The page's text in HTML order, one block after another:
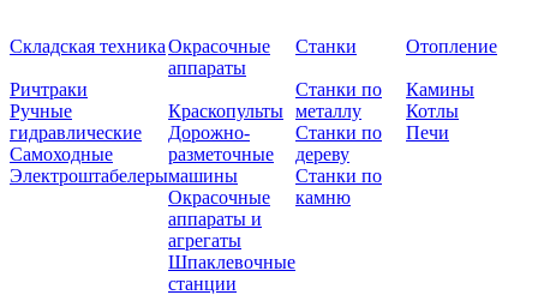
Складская техника
Ричтраки
Ручные
гидравлические
Самоходные
Электроштабелеры
Окрасочные
аппараты
Краскопульты
Дорожно-
разметочные
машины
Окрасочные
аппараты и
агрегаты
Шпаклевочные
станции
Станки
Станки по
металлу
Станки по
дереву
Станки по
камню
Отопление
Камины
Котлы
Печи